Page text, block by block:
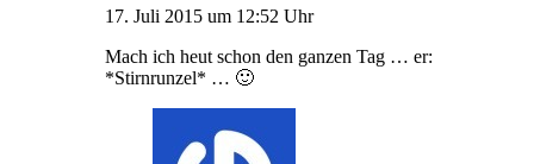
17. Juli 2015 um 12:52 Uhr
Mach ich heut schon den ganzen Tag … er:
*Stirnrunzel* … 🙂